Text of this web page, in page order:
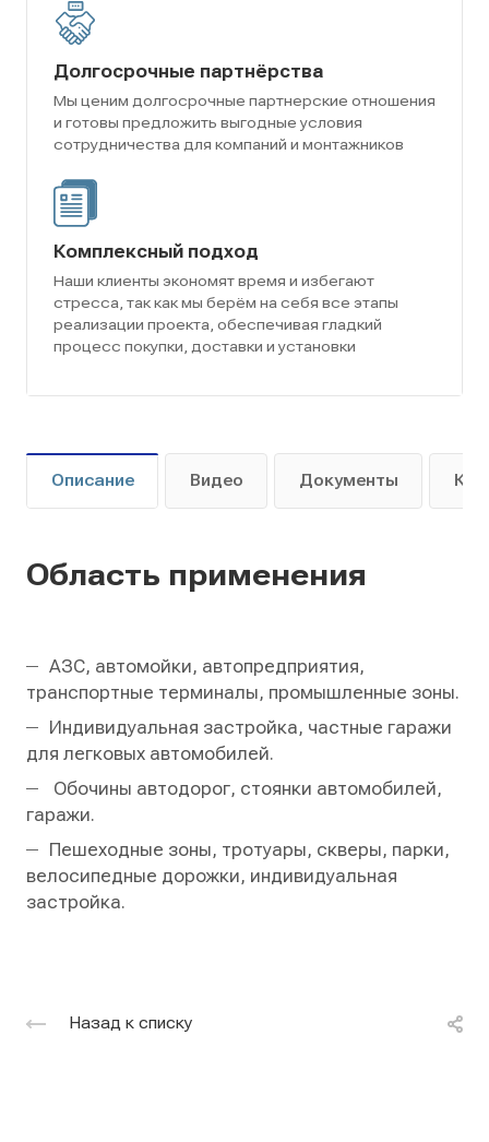
Долгосрочные партнёрства
Мы ценим долгосрочные партнерские отношения
и готовы предложить выгодные условия
сотрудничества для компаний и монтажников
Комплексный подход
Наши клиенты экономят время и избегают
стресса, так как мы берём на себя все этапы
реализации проекта, обеспечивая гладкий
процесс покупки, доставки и установки
Описание Видео Документы Как
Область применения
АЗС, автомойки, автопредприятия,
транспортные терминалы, промышленные зоны.
Индивидуальная застройка, частные гаражи
для легковых автомобилей.
Обочины автодорог, стоянки автомобилей,
гаражи.
Пешеходные зоны, тротуары, скверы, парки,
велосипедные дорожки, индивидуальная
застройка.
Назад к списку